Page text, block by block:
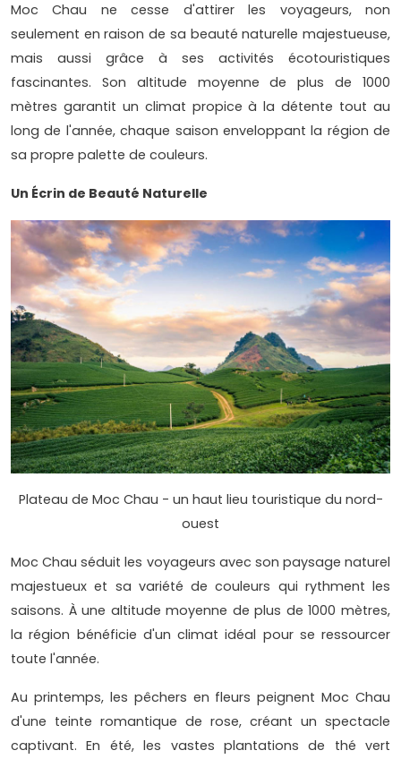
Moc Chau ne cesse d'attirer les voyageurs, non
seulement en raison de sa beauté naturelle majestueuse,
mais aussi grâce à ses activités écotouristiques
fascinantes. Son altitude moyenne de plus de 1000
mètres garantit un climat propice à la détente tout au
long de l'année, chaque saison enveloppant la région de
sa propre palette de couleurs.
Un Écrin de Beauté Naturelle
Plateau de Moc Chau - un haut lieu touristique du nord-
ouest
Moc Chau séduit les voyageurs avec son paysage naturel
majestueux et sa variété de couleurs qui rythment les
saisons. À une altitude moyenne de plus de 1000 mètres,
la région bénéficie d'un climat idéal pour se ressourcer
toute l'année.
Au printemps, les pêchers en fleurs peignent Moc Chau
d'une teinte romantique de rose, créant un spectacle
captivant. En été, les vastes plantations de thé vert